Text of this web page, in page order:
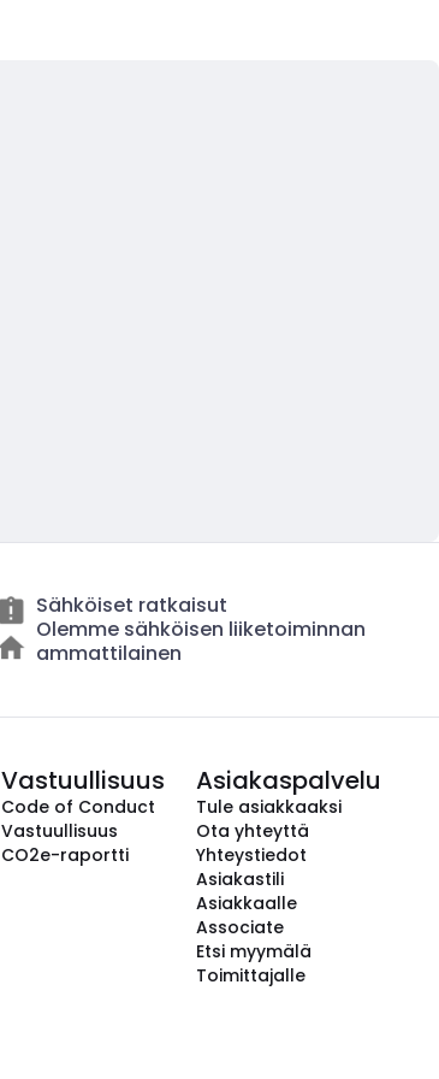
Sähköiset ratkaisut
Olemme sähköisen liiketoiminnan
ammattilainen
Vastuullisuus
Code of Conduct
Vastuullisuus
CO2e-raportti
Asiakaspalvelu
Tule asiakkaaksi
Ota yhteyttä
Yhteystiedot
Asiakastili
Asiakkaalle
Associate
Etsi myymälä
Toimittajalle